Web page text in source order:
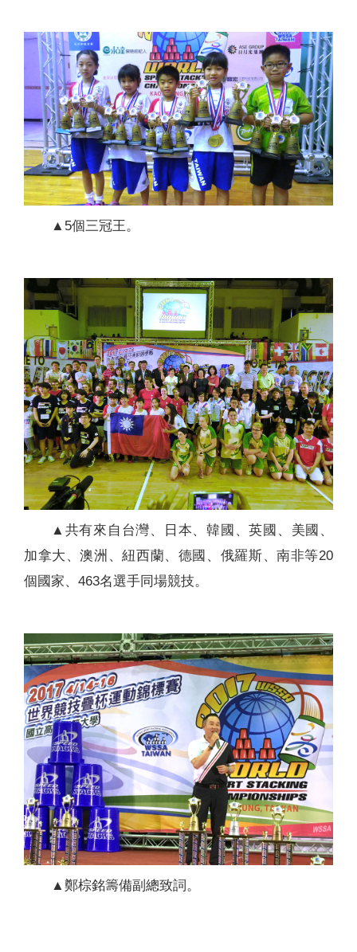
▲5個三冠王。
▲共有來自台灣、日本、韓國、英國、美國、
加拿大、澳洲、紐西蘭、德國、俄羅斯、南非等20
個國家、463名選手同場競技。
▲鄭棕銘籌備副總致詞。